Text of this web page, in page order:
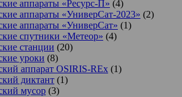
аппараты «Ресурс-П» (4)
аппараты «УниверСат-2023» (2)
аппараты «УниверСат» (1)
спутники «Метеор» (4)
станции (20)
уроки (8)
аппарат OSIRIS-REx (1)
диктант (1)
мусор (3)